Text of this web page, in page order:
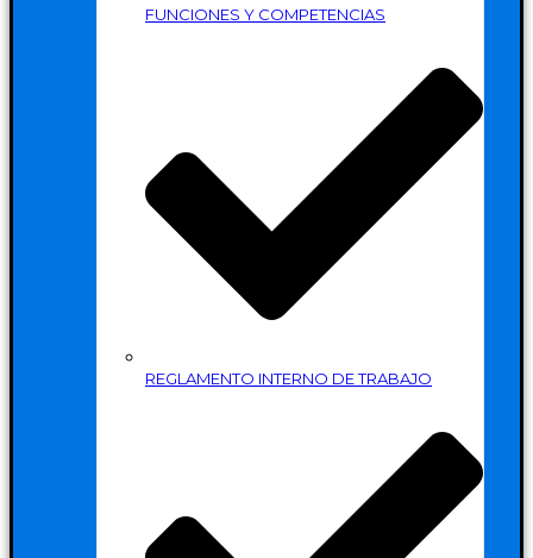
FUNCIONES Y COMPETENCIAS
REGLAMENTO INTERNO DE TRABAJO